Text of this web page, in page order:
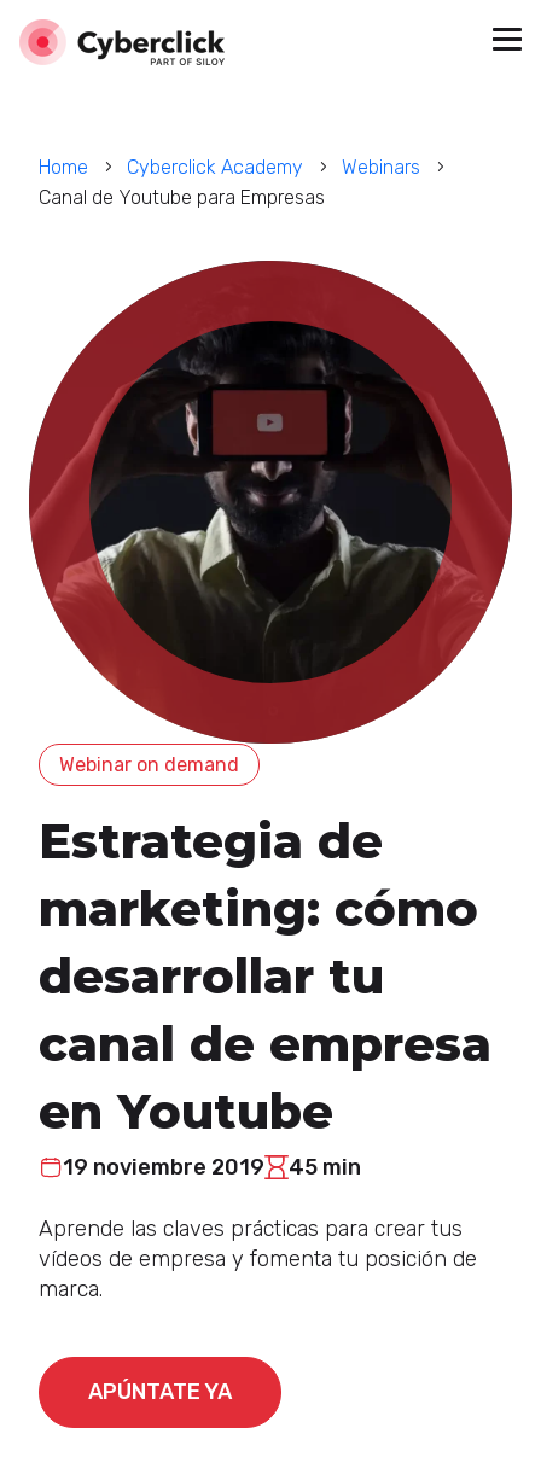
Home Cyberclick Academy
Webinars
Canal de Youtube para Empresas
Webinar on demand
Estrategia de
marketing: cómo
desarrollar tu
canal de empresa
en Youtube
19 noviembre 2019 45 min
Aprende las claves prácticas para crear tus
vídeos de empresa y fomenta tu posición de
marca.
APÚNTATE YA